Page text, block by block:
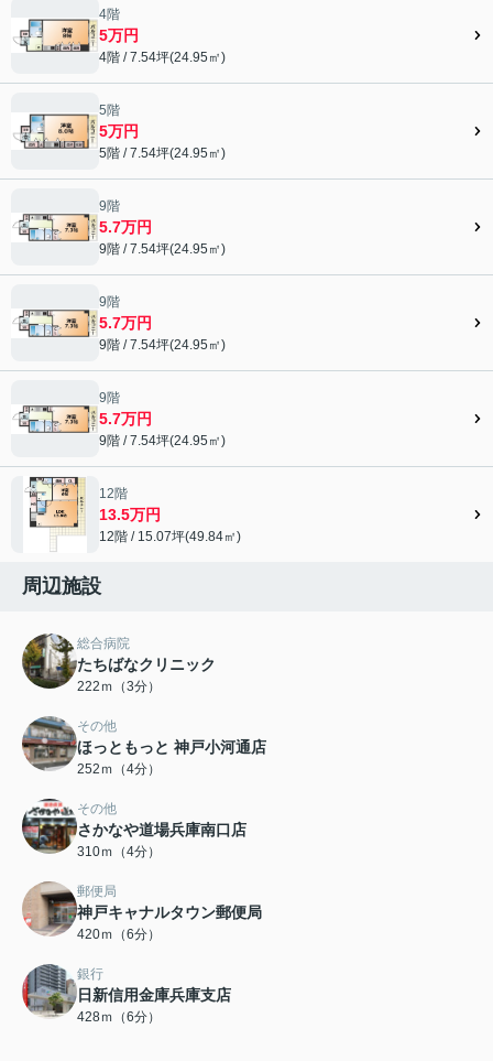
4階
5万円
4階 / 7.54坪(24.95㎡)
5階
5万円
5階 / 7.54坪(24.95㎡)
9階
5.7万円
9階 / 7.54坪(24.95㎡)
9階
5.7万円
9階 / 7.54坪(24.95㎡)
9階
5.7万円
9階 / 7.54坪(24.95㎡)
12階
13.5万円
12階 / 15.07坪(49.84㎡)
周辺施設
総合病院
たちばなクリニック
222ｍ（3分）
その他
ほっともっと 神戸小河通店
252ｍ（4分）
その他
さかなや道場兵庫南口店
310ｍ（4分）
郵便局
神戸キャナルタウン郵便局
420ｍ（6分）
銀行
日新信用金庫兵庫支店
428ｍ（6分）